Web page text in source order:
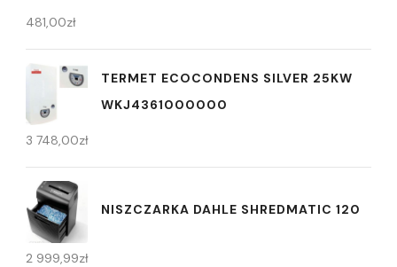
481,00zł
TERMET ECOCONDENS SILVER 25KW
WKJ4361000000
3 748,00zł
NISZCZARKA DAHLE SHREDMATIC 120
2 999,99zł